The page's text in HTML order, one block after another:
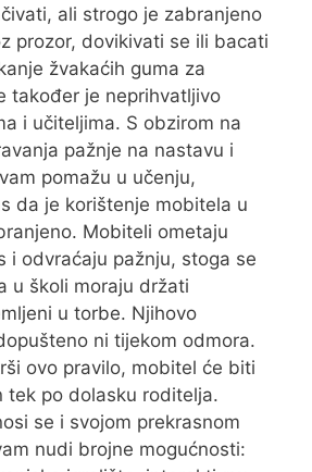
ali strogo je zabranjeno
prozor, dovikivati se ili bacati
žvakaćih guma za
također je neprihvatljivo
i učiteljima. S obzirom na
pažnje na nastavu i
pomažu u učenju,
da je korištenje mobitela u
Mobiteli ometaju
i odvraćaju pažnju, stoga se
u školi moraju držati
u torbe. Njihovo
ni tijekom odmora.
ovo pravilo, mobitel će biti
tek po dolasku roditelja.
se i svojom prekrasnom
nudi brojne mogućnosti: